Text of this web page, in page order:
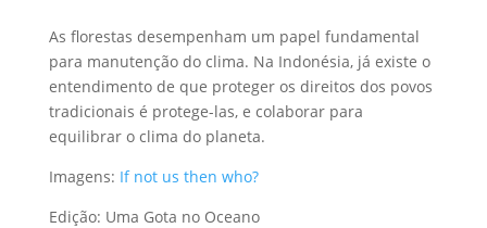
As florestas desempenham um papel fundamental
para manutenção do clima. Na Indonésia, já existe o
entendimento de que proteger os direitos dos povos
tradicionais é protege-las, e colaborar para
equilibrar o clima do planeta.
Imagens: If not us then who?
Edição: Uma Gota no Oceano